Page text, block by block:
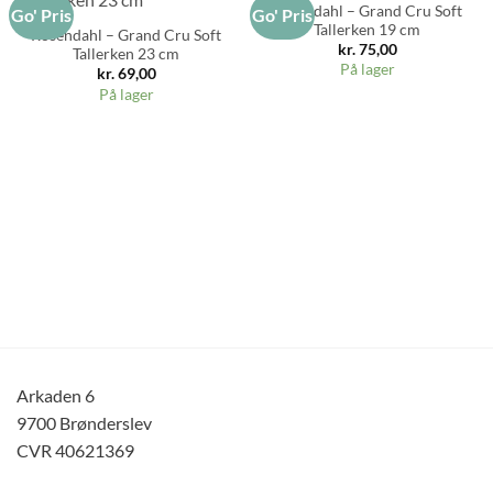
Go' Pris
Rosendahl – Grand Cru Soft
Tallerken 23 cm
kr.69,00
På lager
Go' Pris
Rosendahl – Grand Cru Soft
Tallerken 19 cm
kr.75,00
På lager
Arkaden 6
9700 Brønderslev
CVR 40621369